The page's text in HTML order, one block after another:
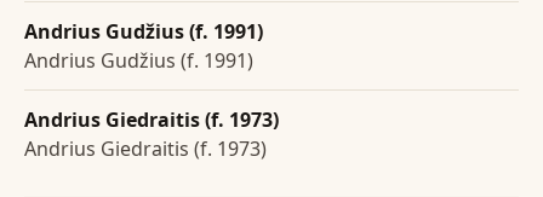
Andrius Gudžius (f. 1991)
Andrius Gudžius (f. 1991)
Andrius Giedraitis (f. 1973)
Andrius Giedraitis (f. 1973)